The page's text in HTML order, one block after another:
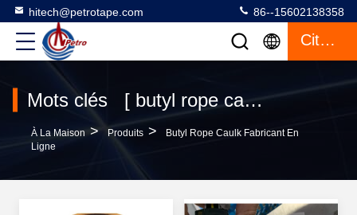
hitech@petrotape.com 86--15602138358
Citation
Mots clés [ butyl rope caulk ] Le match 2 produits
À La Maison > Produits >
Butyl Rope Caulk Fabricant En
Ligne